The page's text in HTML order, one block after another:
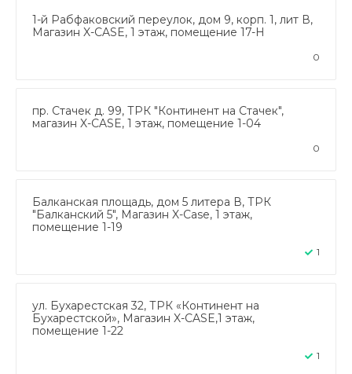
1-й Рабфаковский переулок, дом 9, корп. 1, лит В,
Магазин X-CASE, 1 этаж, помещение 17-Н
0
пр. Стачек д. 99, ТРК "Континент на Стачек",
магазин X-CASE, 1 этаж, помещение 1-04
0
Балканская площадь, дом 5 литера В, ТРК
"Балканский 5", Магазин X-Case, 1 этаж,
помещение 1-19
1
ул. Бухарестская 32, ТРК «Континент на
Бухарестской», Магазин X-CASE,1 этаж,
помещение 1-22
1